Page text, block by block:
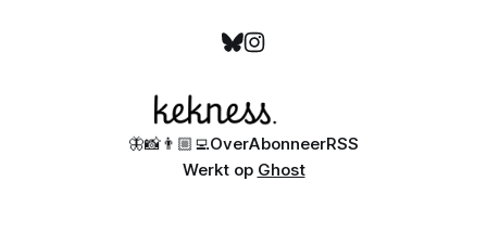
🦋📸👨🏼‍💻OverAbonneerRSS
Werkt op Ghost